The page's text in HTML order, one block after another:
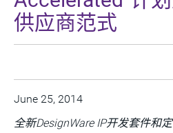
供应商范式
June 25, 2014
全新DesignWare IP开发套件和